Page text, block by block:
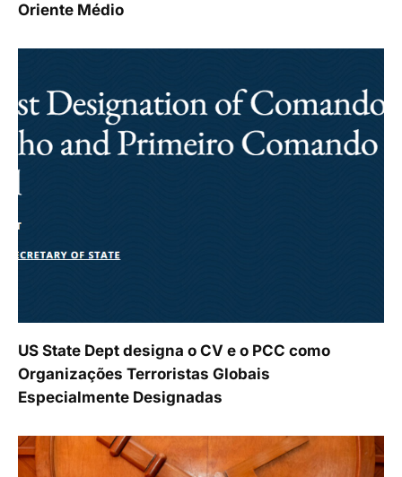
Oriente Médio
US State Dept designa o CV e o PCC como
Organizações Terroristas Globais
Especialmente Designadas